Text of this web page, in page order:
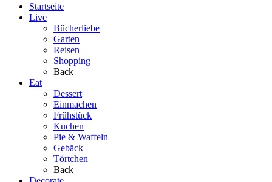
Startseite
Live
Bücherliebe
Garten
Reisen
Shopping
Back
Eat
Dessert
Einmachen
Frühstück
Kuchen
Pie & Waffeln
Gebäck
Törtchen
Back